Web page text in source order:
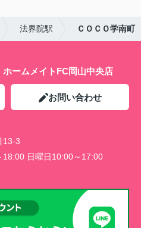
法界院駅 ＣＯＣＯ学南町
ームメイトFC岡山中央店
お問い合わせ
13-3
18:00 日曜日10:00～17:00